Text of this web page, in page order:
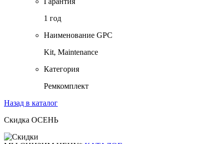
1 год
Наименование GPC
Kit, Maintenance
Категория
Ремкомплект
Назад в каталог
Скидка ОСЕНЬ